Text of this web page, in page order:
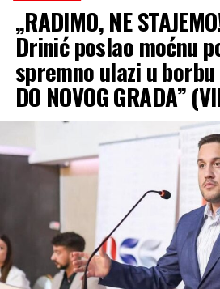
“Ja sam izabrana na teritoriji
skoro pola teritorije Bosne i
obaveza je da štitim interese
mi na pamet da me mogu
niti bilo ko drugi sem Ustava i
ja raditi u Predsjedništvu”, poručila
početkom jula ove godine.
Iz opozicije su tada poručili da
Dodikovu praksu dizanja tenzija u
januaru Cvijanovićeva propustila
za istu Komisiju. Kada vlast nema
kaže politikolog Tanja Topić,
provjeren recept.
„RADIMO, NE
Drinić poslao moćnu
spremno ulazi u borbu
DO NOVOG GRADA”